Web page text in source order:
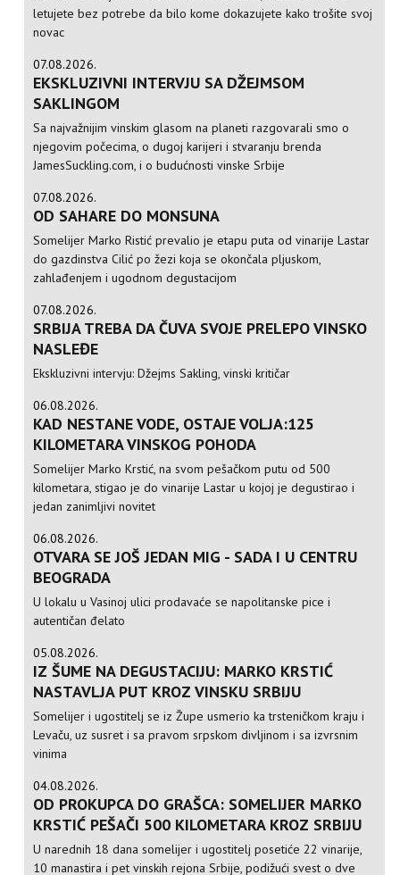
letujete bez potrebe da bilo kome dokazujete kako trošite svoj
novac
07.08.2026.
EKSKLUZIVNI INTERVJU SA DŽEJMSOM
SAKLINGOM
Sa najvažnijim vinskim glasom na planeti razgovarali smo o
njegovim počecima, o dugoj karijeri i stvaranju brenda
JamesSuckling.com, i o budućnosti vinske Srbije
07.08.2026.
OD SAHARE DO MONSUNA
Somelijer Marko Ristić prevalio je etapu puta od vinarije Lastar
do gazdinstva Cilić po žezi koja se okončala pljuskom,
zahlađenjem i ugodnom degustacijom
07.08.2026.
SRBIJA TREBA DA ČUVA SVOJE PRELEPO VINSKO
NASLEĐE
Ekskluzivni intervju: Džejms Sakling, vinski kritičar
06.08.2026.
KAD NESTANE VODE, OSTAJE VOLJA:125
KILOMETARA VINSKOG POHODA
Somelijer Marko Krstić, na svom pešačkom putu od 500
kilometara, stigao je do vinarije Lastar u kojoj je degustirao i
jedan zanimljivi novitet
06.08.2026.
OTVARA SE JOŠ JEDAN MIG - SADA I U CENTRU
BEOGRADA
U lokalu u Vasinoj ulici prodavaće se napolitanske pice i
autentičan đelato
05.08.2026.
IZ ŠUME NA DEGUSTACIJU: MARKO KRSTIĆ
NASTAVLJA PUT KROZ VINSKU SRBIJU
Somelijer i ugostitelj se iz Župe usmerio ka trsteničkom kraju i
Levaču, uz susret i sa pravom srpskom divljinom i sa izvrsnim
vinima
04.08.2026.
OD PROKUPCA DO GRAŠCA: SOMELIJER MARKO
KRSTIĆ PEŠAČI 500 KILOMETARA KROZ SRBIJU
U narednih 18 dana somelijer i ugostitelj posetiće 22 vinarije,
10 manastira i pet vinskih rejona Srbije, podižući svest o dve